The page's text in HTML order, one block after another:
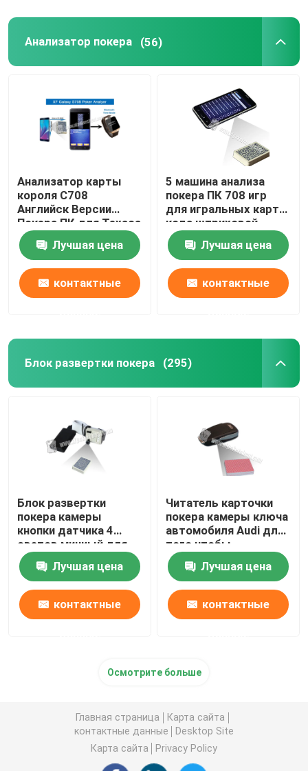
Анализатор покера (56)
Анализатор карты
короля С708
Английск Версии
Покера ПК для Техаса
держит их игра/
индийская игра
Лучшая цена
контактные
5 машина анализа
покера ПК 708 игр
для игральных карт
кода штриховой
маркировки
маркированных
Лучшая цена
контактные
Блок развертки покера (295)
Блок развертки
покера камеры
кнопки датчика 4
светов миниый для
того чтобы
просмотреть коды
штриховой
маркировки играя
покер
Лучшая цена
контактные
Читатель карточки
покера камеры ключа
автомобиля Audi для
того чтобы
просмотреть
стороны кода
штриховой
маркировки
обжуливая играя
Лучшая цена
контактные
Осмотрите больше
Главная страница
Карта сайта
контактные данные
Desktop Site
Карта сайта
Privacy Policy